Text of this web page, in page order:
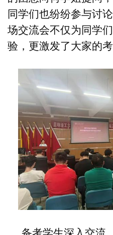
同学们也纷纷参与讨
场交流会不仅为同学
验，更激发了大家的